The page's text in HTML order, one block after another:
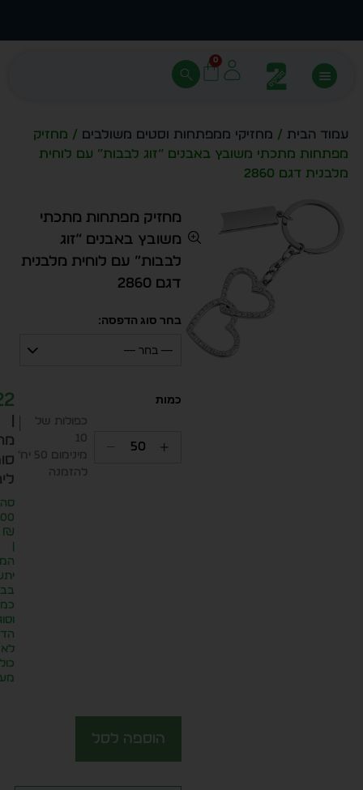
0
עמוד הבית / מחזיקי ממפתחות וסטים משולבים / מחזיק
מפתחות מתכתי משובץ באבנים “זוג לבבות” עם לוחית
מלבנית דגם 2860
מחזיק מפתחות מתכתי
משובץ באבנים “זוג
לבבות” עם לוחית מלבנית
דגם 2860
בחר סוג הדפסה:
— בחר —
כפולות של
10
מינימום 50 יח׳
להזמנה
₪
לא
הוספה לסל